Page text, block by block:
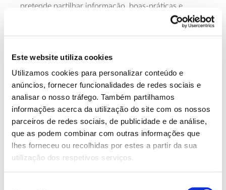
Este website utiliza cookies
Utilizamos cookies para personalizar conteúdo e
anúncios, fornecer funcionalidades de redes sociais e
analisar o nosso tráfego. Também partilhamos
informações acerca da utilização do site com os nossos
parceiros de redes sociais, de publicidade e de análise,
que as podem combinar com outras informações que
lhes forneceu ou recolhidas por estes a partir da sua
utilização dos respetivos serviços.
pretende partilhar informação, boas-práticas e
experiências sobre a gestão do pinhal-bravo e a
regeneração natural como estratégia de gestão
necessária inscrição.
Saiba mais
13.07.2026
Genoma do priolo e de outras espécies em risco:
conhecer para conservar